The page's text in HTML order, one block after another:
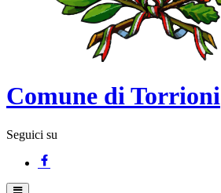
Comune di Torrioni
Seguici su